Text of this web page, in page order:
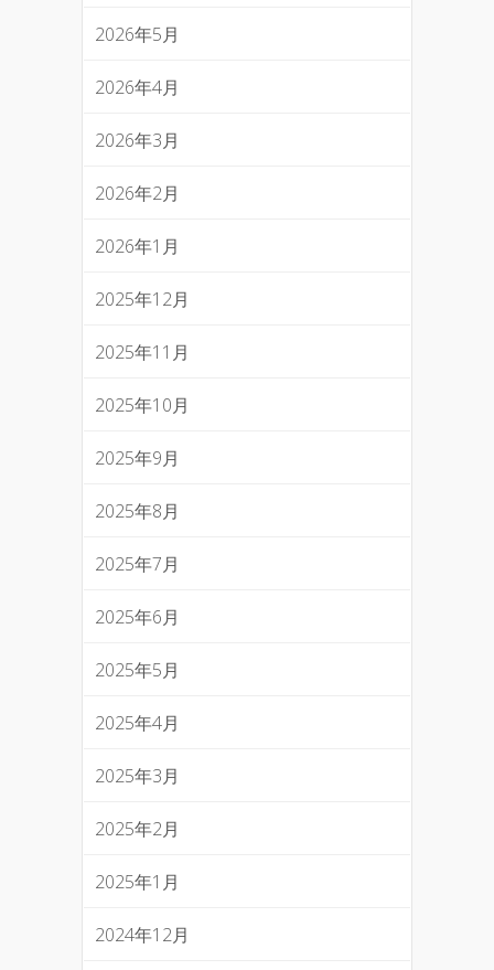
2026年5月
2026年4月
2026年3月
2026年2月
2026年1月
2025年12月
2025年11月
2025年10月
2025年9月
2025年8月
2025年7月
2025年6月
2025年5月
2025年4月
2025年3月
2025年2月
2025年1月
2024年12月